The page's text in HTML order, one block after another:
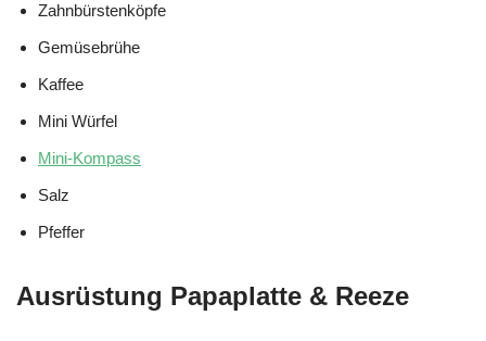
Zahnbürstenköpfe
Gemüsebrühe
Kaffee
Mini Würfel
Mini-Kompass
Salz
Pfeffer
Ausrüstung Papaplatte & Reeze